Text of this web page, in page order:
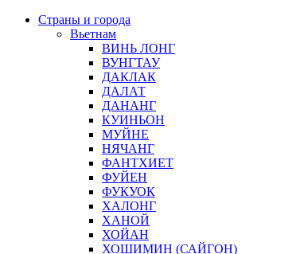
Страны и города
Вьетнам
ВИНЬ ЛОНГ
ВУНГТАУ
ДАКЛАК
ДАЛАТ
ДАНАНГ
КУИНЬОН
МУЙНЕ
НЯЧАНГ
ФАНТХИЕТ
ФУЙЕН
ФУКУОК
ХАЛОНГ
ХАНОЙ
ХОЙАН
ХОШИМИН (САЙГОН)